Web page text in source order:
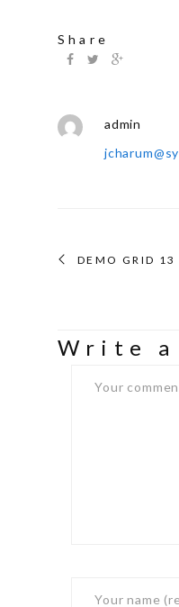
Share
admin
DEMO GRID 13
Write a